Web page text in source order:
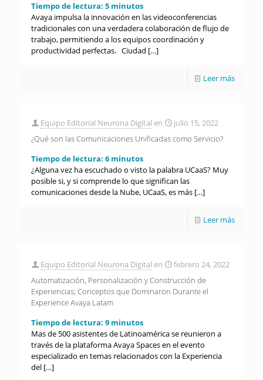
Tiempo de lectura: 5 minutos
Avaya impulsa la innovación en las videoconferencias
tradicionales con una verdadera colaboración de flujo de
trabajo, permitiendo a los equipos coordinación y
productividad perfectas. Ciudad […]
Leer más
Equipo Editorial Neurona Digital en
julio 15, 2022
¿Qué son las Comunicaciones Unificadas como Servicio?
Tiempo de lectura: 6 minutos
¿Alguna vez ha escuchado o visto la palabra UCaaS? Muy
posible si, y si comprende lo que significan las
comunicaciones desde la Nube, UCaaS, es más […]
Leer más
Equipo Editorial Neurona Digital en
febrero 24, 2022
Automatización, Personalización y Construcción de
Experiencias; Conceptos que Dominaron Durante el
Experience Avaya Latam
Tiempo de lectura: 9 minutos
Mas de 500 asistentes de Latinoamérica se reunieron a
través de la plataforma Avaya Spaces en el evento
especializado en temas relacionados con la Experiencia
del […]